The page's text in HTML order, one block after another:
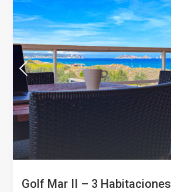
Golf Mar II – 3 Habitaciones